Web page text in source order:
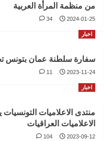
من منظمة المرأة العربية
2024-01-25
34
اخبار
سفارة سلطنة عمان بتونس
2023-11-24
11
اخبار
منتدى الاعلاميات
الاعلاميات العراقيات
2023-09-12
104